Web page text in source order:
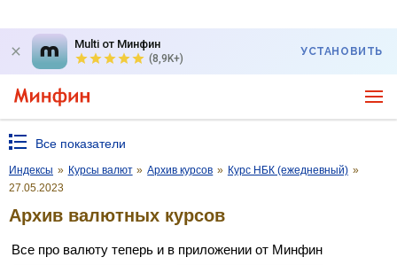
Multi от Минфин
(8,9K+)
УСТАНОВИТЬ
Все показатели
Индексы » Курсы валют » Архив курсов » Курс НБК (ежедневный) »
27.05.2023
Архив валютных курсов
Все про валюту теперь и в приложении от Минфин